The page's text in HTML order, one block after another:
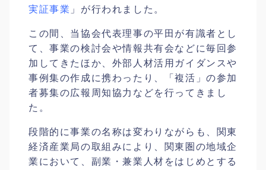
実証事業 」が行われました。
この間、当協会代表理事の平田が有識者とし
て、事業の検討会や情報共有会などに毎回参
加してきたほか、外部人材活用ガイダンスや
事例集の作成に携わったり、「複活」の参加
者募集の広報周知協力などを行ってきまし
た。
段階的に事業の名称は変わりながらも、関東
経済産業局の取組みにより、関東圏の地域企
業において、副業・兼業人材をはじめとする